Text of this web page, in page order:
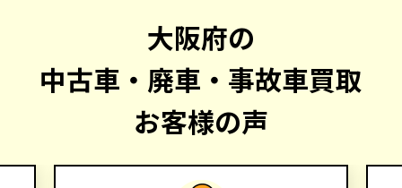
大阪府の
中古車・廃車・事故車買取
お客様の声